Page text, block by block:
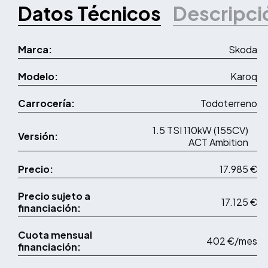
Datos Técnicos
Marca: Skoda
Modelo: Karoq
Carrocería: Todoterreno
Versión:
1.5 TSI 110kW (155CV)
ACT Ambition
Precio: 17.985 €
Precio sujeto a
financiación:
17.125 €
Cuota mensual
financiación:
402 €/mes